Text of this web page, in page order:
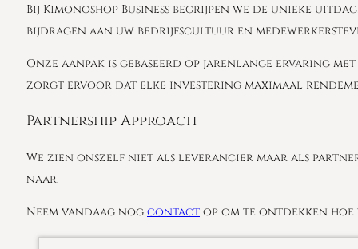
Bij Kimonoshop Business begrijpen we de unieke
bijdragen aan uw bedrijfscultuur en
Onze aanpak is gebaseerd op jarenlange ervaring
zorgt ervoor dat elke investering maximaal
Partnership Approach
We zien onszelf niet als leverancier maar als
naar.
Neem vandaag nog contact op om te ontdekken